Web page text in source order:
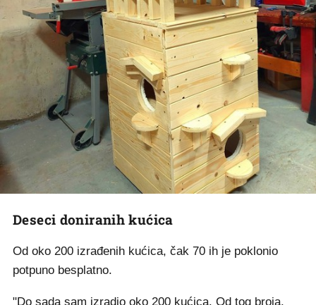
Deseci doniranih kućica
Od oko 200 izrađenih kućica, čak 70 ih je poklonio
potpuno besplatno.
"Do sada sam izradio oko 200 kućica. Od tog broja,